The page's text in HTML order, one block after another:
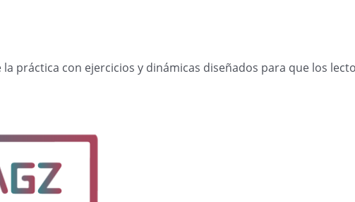
la práctica con ejercicios y dinámicas diseñados para que los